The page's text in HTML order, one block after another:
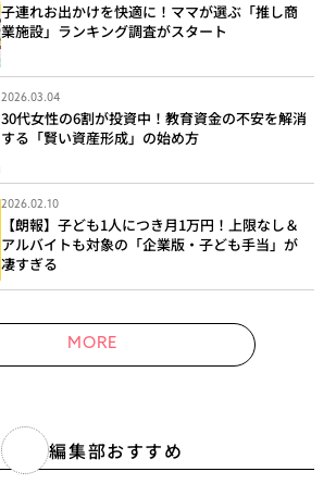
子連れお出かけを快適に！ママが選ぶ「推し商
業施設」ランキング調査がスタート
2026.03.04
30代女性の6割が投資中！教育資金の不安を解消
する「賢い資産形成」の始め方
2026.02.10
【朗報】子ども1人につき月1万円！上限なし＆
アルバイトも対象の「企業版・子ども手当」が
凄すぎる
MORE
編集部おすすめ